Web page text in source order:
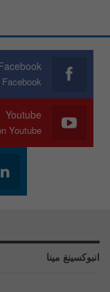
Youtube
انبوكسينغ مينا